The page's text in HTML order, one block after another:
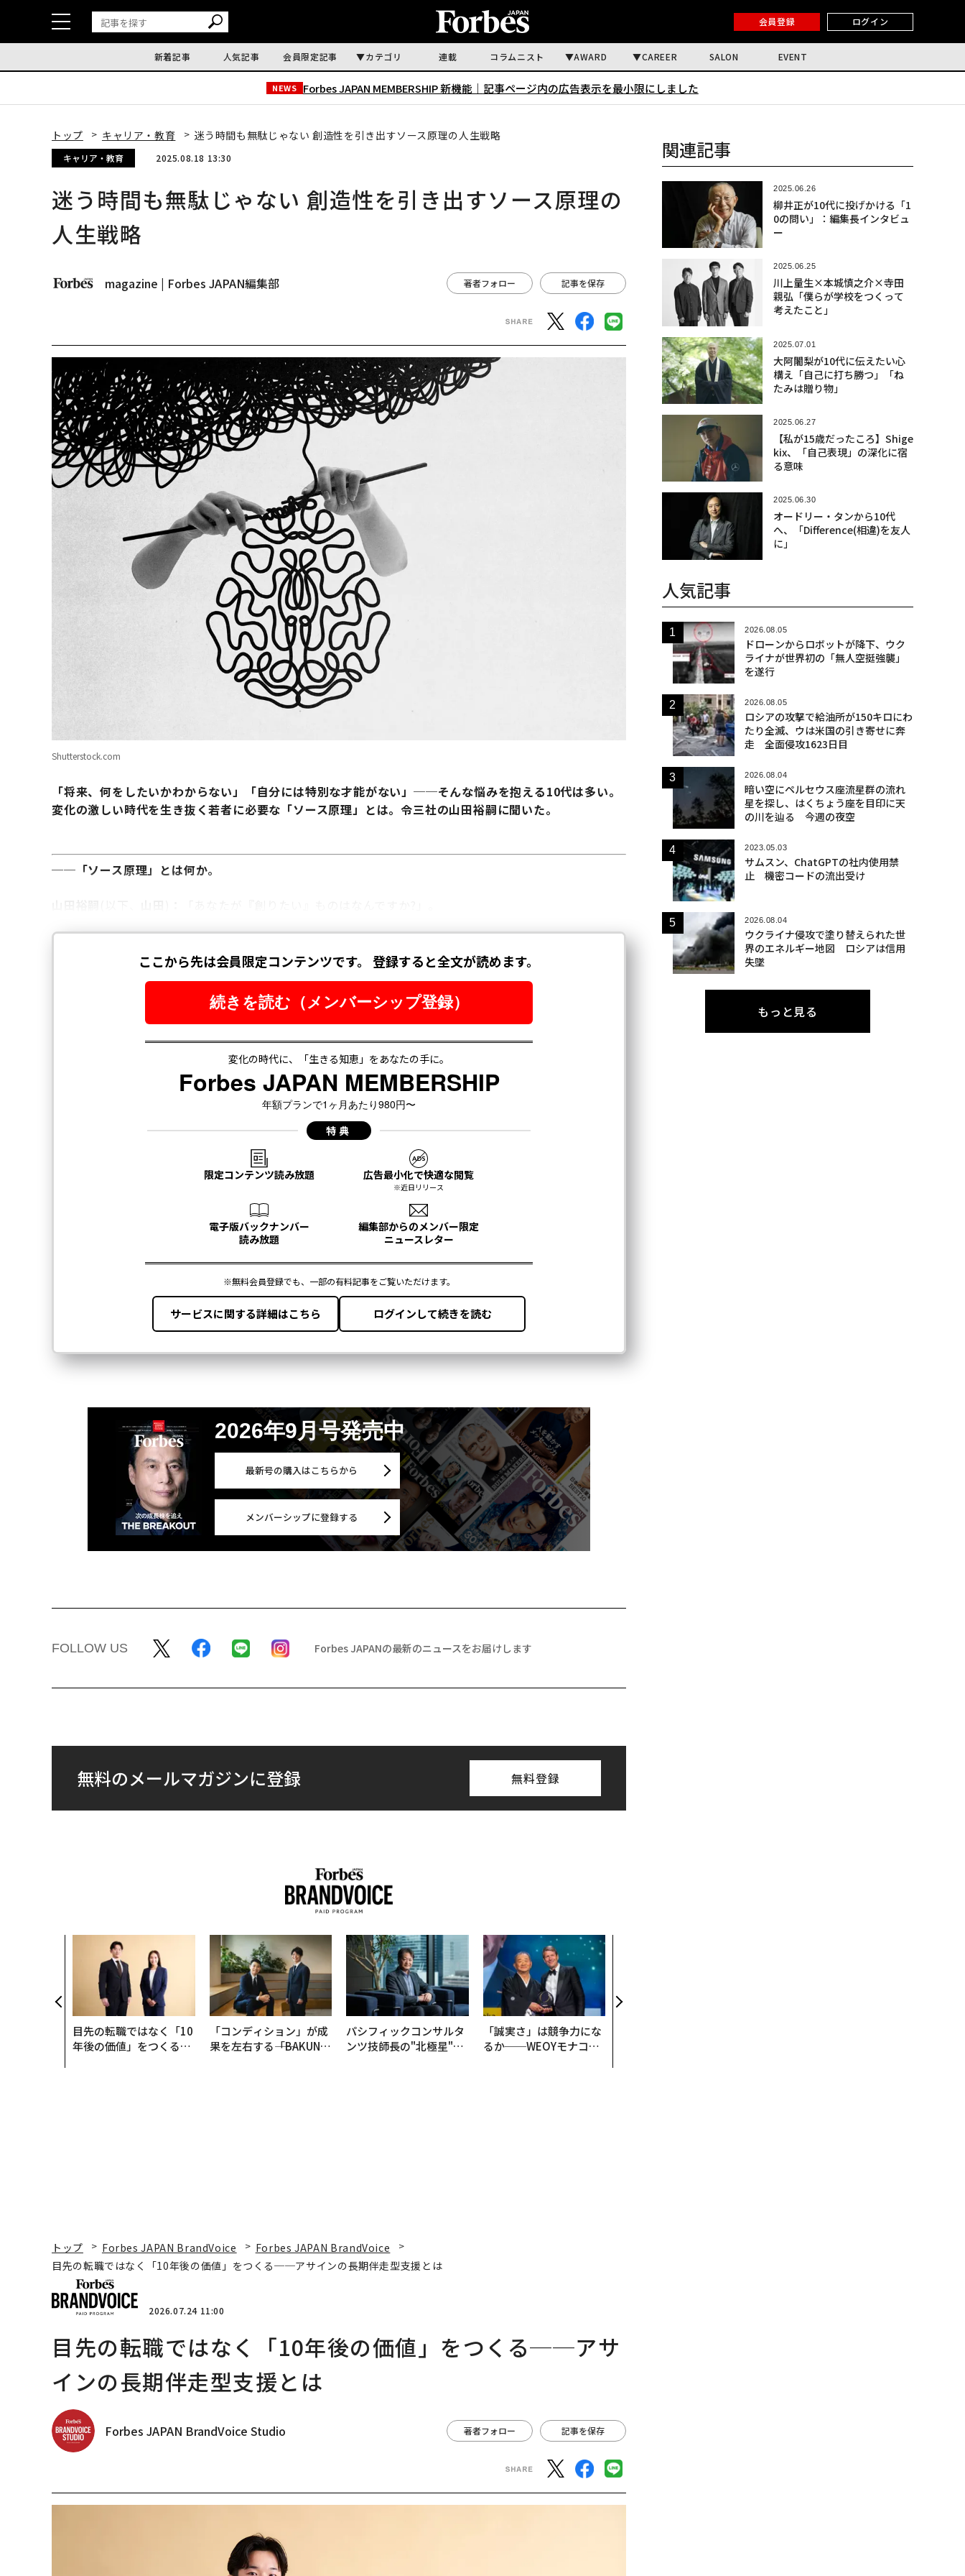
会員登録 ログイン
新着記事 人気記事 会員限定記事 カテゴリ 連載 コラムニスト AWARD CAREER SALON EVENT
NEWS Forbes JAPAN MEMBERSHIP 新機能｜ 記事ページ内の広告表示を最小限にしました
トップ キャリア・教育 迷う時間も無駄じゃない 創造性を引き出すソース原理の人生戦略
キャリア・教育 2025.08.18 13:30
迷う時間も無駄じゃない 創造性を引き出すソース原理の
人生戦略
magazine | Forbes JAPAN編集部 著者フォロー 記事を保存
Shutterstock.com
「将来、何をしたいかわからない」「自分には特別な才能がない」──そんな悩みを抱える10代は多い。
変化の激しい時代を生き抜く若者に必要な「ソース原理」とは。令三社の山田裕嗣に聞いた。
──「ソース原理」とは何か。
2026年9月号発売中
最新号の購入はこちらから
メンバーシップに登録する
FOLLOW US Forbes JAPANの最新のニュースをお届けします
無料のメールマガジンに登録 無料登録
目先の転職ではなく「10
年後の価値」をつくる─
「コンディション」が成
果を左右する――「BAKUN
パシフィックコンサルタ
ンツ技師長の"北極星"。
「誠実さ」は競争力にな
るか──WEOYモナコで
関連記事
2025.06.26
柳井正が10代に投げかける「1
0の問い」：編集長インタビュ
ー
2025.06.25
川上量生×本城慎之介×寺田
親弘「僕らが学校をつくって
考えたこと」
2025.07.01
大阿闍梨が10代に伝えたい心
構え「自己に打ち勝つ」「ね
たみは贈り物」
2025.06.27
【私が15歳だったころ】Shige
kix、「自己表現」の深化に宿
る意味
2025.06.30
オードリー・タンから10代
へ、「Difference(相違)を友人
に」
人気記事
2026.08.05
ドローンからロボットが降下、ウク
ライナが世界初の「無人空挺強襲」
を遂行
2026.08.05
ロシアの攻撃で給油所が150キロにわ
たり全滅、ウは米国の引き寄せに奔
走 全面侵攻1623日目
2026.08.04
暗い空にペルセウス座流星群の流れ
星を探し、はくちょう座を目印に天
の川を辿る 今週の夜空
2023.05.03
サムスン、ChatGPTの社内使用禁
止 機密コードの流出受け
2026.08.04
ウクライナ侵攻で塗り替えられた世
界のエネルギー地図 ロシアは信用
失墜
もっと見る
トップ Forbes JAPAN BrandVoice
Forbes JAPAN BrandVoice
目先の転職ではなく「10年後の価値」をつくる──アサインの長期伴走型支援とは
2026.07.24 11:00
目先の転職ではなく「10年後の価値」をつくる──アサ
インの長期伴走型支援とは
Forbes JAPAN BrandVoice Studio 著者フォロー 記事を保存